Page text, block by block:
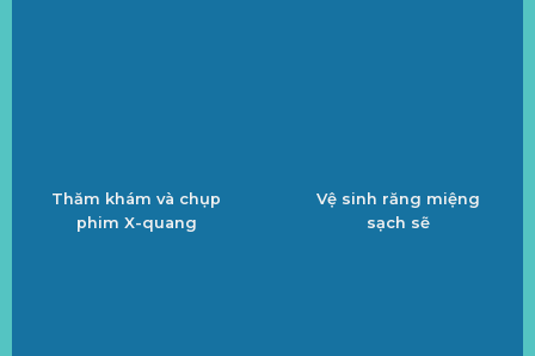
Thăm khám và chụp
phim X-quang
Vệ sinh răng miệng
sạch sẽ